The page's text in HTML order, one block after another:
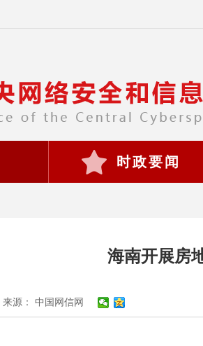
时政要闻
海南开展房
来源： 中国网信网